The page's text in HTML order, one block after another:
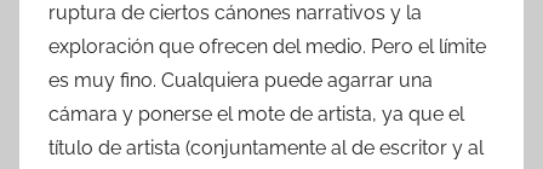
ruptura de ciertos cánones narrativos y la
exploración que ofrecen del medio. Pero el límite
es muy fino. Cualquiera puede agarrar una
cámara y ponerse el mote de artista, ya que el
título de artista (conjuntamente al de escritor y al